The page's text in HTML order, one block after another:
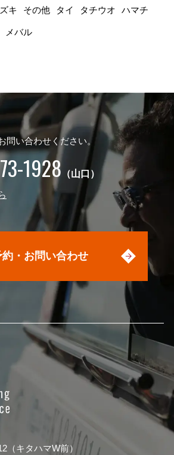
キ その他 タイ タチウオ ハマチ
メバル
問い合わせください。
1928 （山口）
約・お問い合わせ
（キタハマW前）